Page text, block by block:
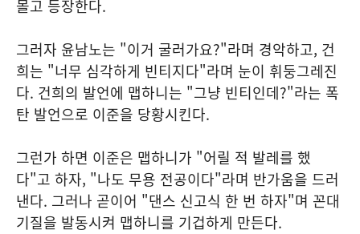
몰고 등장한다.
그러자 윤남노는 "이거 굴러가요?"라며 경악하고, 건
희는 "너무 심각하게 빈티지다"라며 눈이 휘둥그레진
다. 건희의 발언에 맵하니는 "그냥 빈티인데?"라는 폭
탄 발언으로 이준을 당황시킨다.
그런가 하면 이준은 맵하니가 "어릴 적 발레를 했
다"고 하자, "나도 무용 전공이다"라며 반가움을 드러
낸다. 그러나 곧이어 "댄스 신고식 한 번 하자"며 꼰대
기질을 발동시켜 맵하니를 기겁하게 만든다.